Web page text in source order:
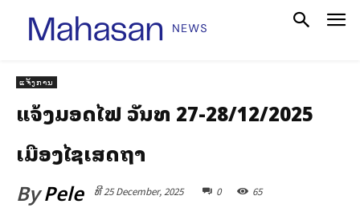
ແຈ້ງການ
ແຈ້ງມອດໄຟ ວັນທີ 27-28/12/2025
ເມືອງໄຊເສດຖາ
ByPele ທີ 25 December, 2025 0 65